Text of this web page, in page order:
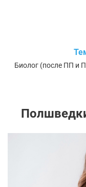
Биолог (после ПП и